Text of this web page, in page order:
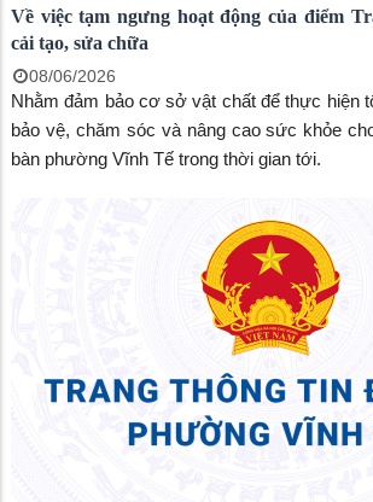
Về việc tạm ngưng hoạt động của điểm
cải tạo, sửa chữa
08/06/2026
Nhằm đảm bảo cơ sở vật chất để thực hiện
bảo vệ, chăm sóc và nâng cao sức khỏe
bàn phường Vĩnh Tế trong thời gian tới.